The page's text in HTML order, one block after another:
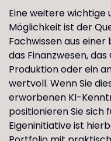
Eine weitere
Möglichkeit ist der
Fachwissen aus
das Finanzwesen,
Produktion oder ein
wertvoll. Wenn Sie
erworbenen KI-
positionieren Sie sich
Eigeninitiative ist